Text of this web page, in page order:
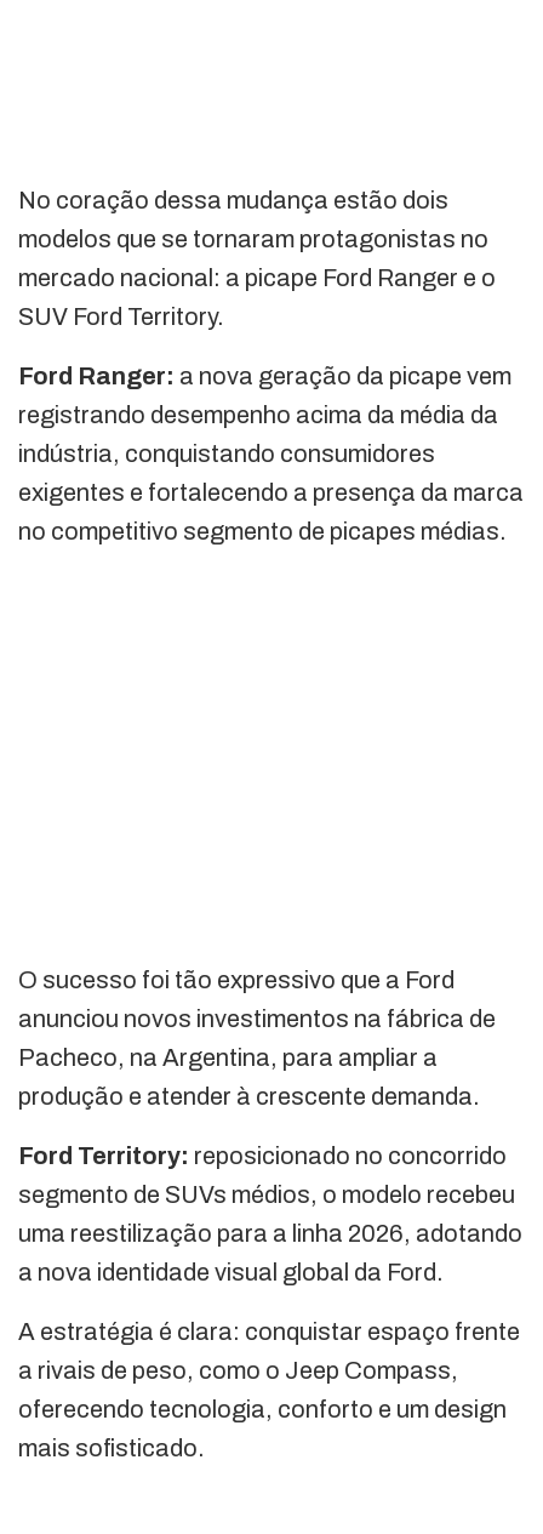
No coração dessa mudança estão dois
modelos que se tornaram protagonistas no
mercado nacional: a picape Ford Ranger e o
SUV Ford Territory.
Ford Ranger: a nova geração da picape vem
registrando desempenho acima da média da
indústria, conquistando consumidores
exigentes e fortalecendo a presença da marca
no competitivo segmento de picapes médias.
O sucesso foi tão expressivo que a Ford
anunciou novos investimentos na fábrica de
Pacheco, na Argentina, para ampliar a
produção e atender à crescente demanda.
Ford Territory: reposicionado no concorrido
segmento de SUVs médios, o modelo recebeu
uma reestilização para a linha 2026, adotando
a nova identidade visual global da Ford.
A estratégia é clara: conquistar espaço frente
a rivais de peso, como o Jeep Compass,
oferecendo tecnologia, conforto e um design
mais sofisticado.